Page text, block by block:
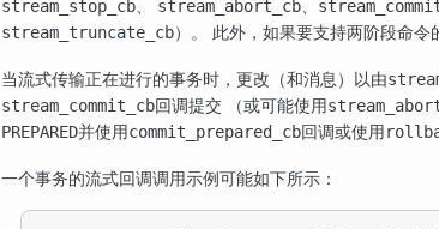
stream_stop_cb、 stream_abort_cb、
stream_truncate_cb）。 此外，如果要支持两阶段命
当流式传输正在进行的事务时，更改（和消息）以由
stream_commit_cb回调提交 （或可能使用
PREPARED并使用commit_prepared_cb回调或使用
一个事务的流式回调调用示例可能如下所示：